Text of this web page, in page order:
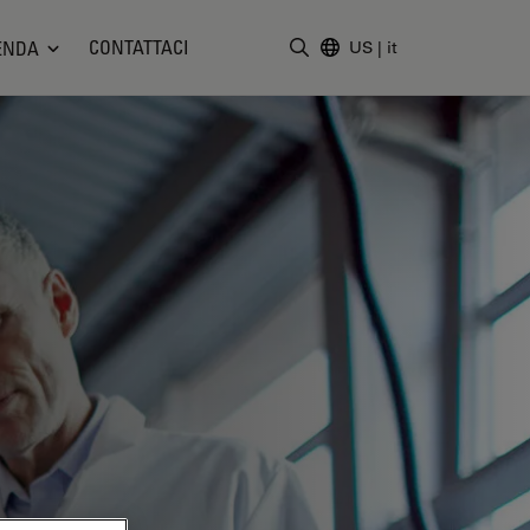
CONTATTACI US | it